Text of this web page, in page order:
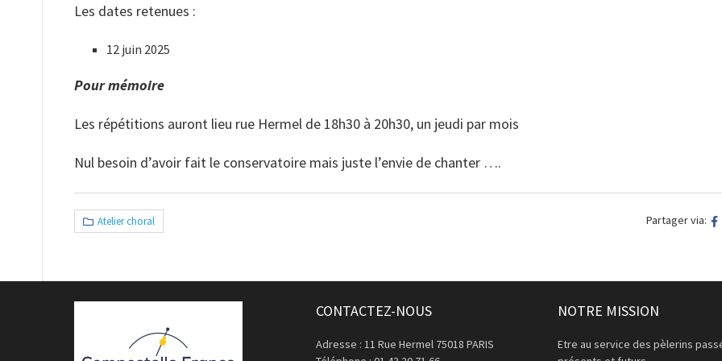
Les dates retenues :
12 juin 2025
Pour mémoire
Les répétitions auront lieu rue Hermel de 18h30 à 20h30, un jeudi par mois
Nul besoin d’avoir fait le conservatoire mais juste l’envie de chanter ….
Atelier choral Partager via:
CONTACTEZ-NOUS
Adresse : 11 Rue Hermel 75018 PARIS
NOTRE MISSION
Etre au service des pèlerins